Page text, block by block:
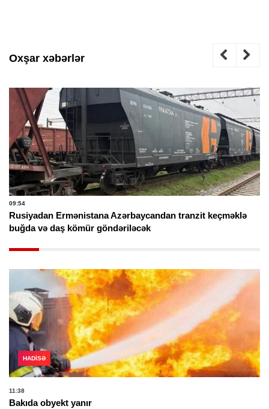
Oxşar xəbərlər
09:54
Rusiyadan Ermənistana Azərbaycandan tranzit keçməklə
buğda və daş kömür göndəriləcək
HADISƏ
11:38
Bakıda obyekt yanır